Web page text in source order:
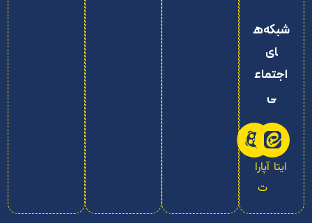
شبکه‌ه
ای
اجتماع
ی
آپارا
ت
ایتا